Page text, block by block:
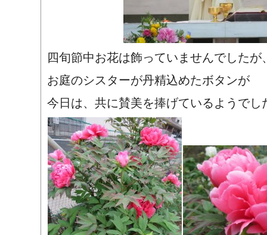
四旬節中お花は飾っていませんでしたが
お庭のシスターが丹精込めたボタンが
今日は、共に賛美を捧げているようでし